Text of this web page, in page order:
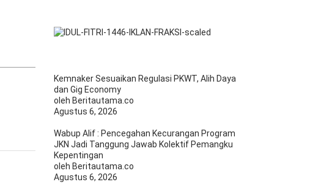
Kemnaker Sesuaikan Regulasi PKWT, Alih Daya
dan Gig Economy
oleh Beritautama.co
Agustus 6, 2026
Wabup Alif : Pencegahan Kecurangan Program
JKN Jadi Tanggung Jawab Kolektif Pemangku
Kepentingan
oleh Beritautama.co
Agustus 6, 2026